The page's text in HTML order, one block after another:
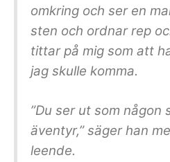
omkring och ser en
sten och ordnar rep
tittar på mig som att
jag skulle komma.
”Du ser ut som någon
äventyr,” säger han
leende.